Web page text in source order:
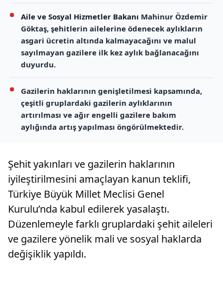
Aile ve Sosyal Hizmetler Bakanı Mahinur Özdemir
Göktaş, şehitlerin ailelerine ödenecek aylıkların
asgari ücretin altında kalmayacağını ve malul
sayılmayan gazilere ilk kez aylık bağlanacağını
duyurdu.
Gazilerin haklarının genişletilmesi kapsamında,
çeşitli gruplardaki gazilerin aylıklarının
artırılması ve ağır engelli gazilere bakım
aylığında artış yapılması öngörülmektedir.
Şehit yakınları ve gazilerin haklarının
iyileştirilmesini amaçlayan kanun teklifi,
Türkiye Büyük Millet Meclisi Genel
Kurulu’nda kabul edilerek yasalaştı.
Düzenlemeyle farklı gruplardaki şehit aileleri
ve gazilere yönelik mali ve sosyal haklarda
değişiklik yapıldı.